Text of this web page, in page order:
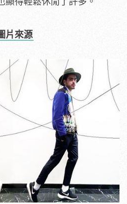
片來源